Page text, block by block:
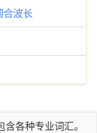
波长
各种专业词汇。